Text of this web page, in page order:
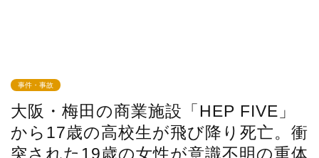
事件・事故
大阪・梅田の商業施設「HEP FIVE」
から17歳の高校生が飛び降り死亡。衝
突された19歳の女性が意識不明の重体